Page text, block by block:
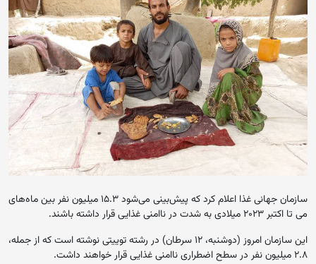
سازمان جهانی غذا اعلام کرد که پیش‌بینی می‌شود ۱۵.۳ میلیون نفر بین ماه‌های
می تا اکتبر ۲۰۲۳ میلادی به‌ شدت در ناامنی غذایی قرار داشته باشند.
این سازمان امروز (دوشنبه، ۱۲ سرطان) در رشته توییتی نوشته است که از جمله،
۲.۸ میلیون نفر در سطح اضطراری ناامنی غذایی قرار خواهند داشت.